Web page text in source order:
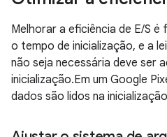
Melhorar a eficiência de E/S
o tempo de inicialização, e a
não seja necessária deve ser
inicialização.Em um Google
dados são lidos na